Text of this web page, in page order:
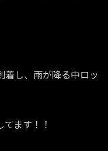
し、雨が降る中ロッ
ます！！